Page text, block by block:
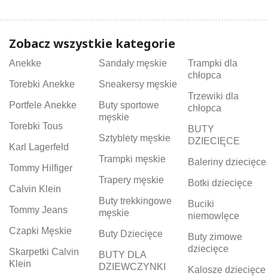
Zobacz wszystkie kategorie
Anekke
Torebki Anekke
Portfele Anekke
Torebki Tous
Karl Lagerfeld
Tommy Hilfiger
Calvin Klein
Tommy Jeans
Czapki Męskie
Skarpetki Calvin
Klein
Sandały męskie
Sneakersy męskie
Buty sportowe
męskie
Sztyblety męskie
Trampki męskie
Trapery męskie
Buty trekkingowe
męskie
Buty Dziecięce
BUTY DLA
DZIEWCZYNKI
Trampki dla
chłopca
Trzewiki dla
chłopca
BUTY
DZIECIĘCE
Baleriny dziecięce
Botki dziecięce
Buciki
niemowlęce
Buty zimowe
dziecięce
Kalosze dziecięce